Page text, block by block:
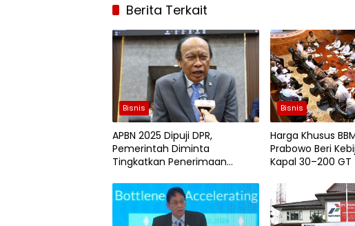
Berita Terkait
Bisnis
APBN 2025 Dipuji DPR,
Pemerintah Diminta
Tingkatkan Penerimaan
Pertumbuhan Ekonomi
Bisnis
Harga Khusus
Prabowo Beri
Kapal 30–200 GT